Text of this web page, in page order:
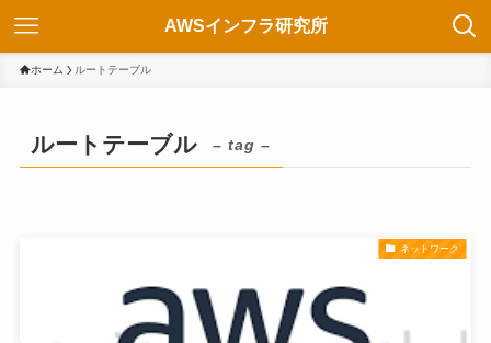
AWSインフラ研究所
ホーム ルートテーブル
ルートテーブル – tag –
ネットワーク